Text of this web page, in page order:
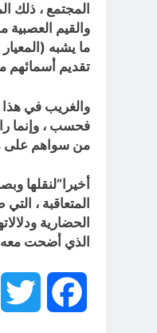
المجتمع ، ذلك
والقيم العصبية
ما يشبه
تقديم أسمائهم
والغريب في هذا
فحسب ، وإنما
من سواهم على
أخيرا”لنقلها
المتعاقبة ،
الحضارية
الذي أضحت معه